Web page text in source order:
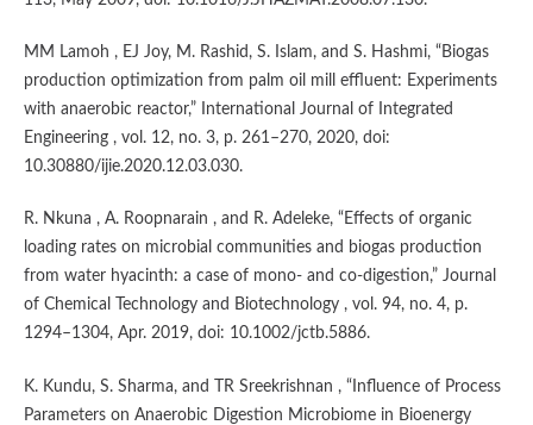
MM Lamoh , EJ Joy, M. Rashid, S. Islam, and S. Hashmi, “Biogas
production optimization from palm oil mill effluent: Experiments
with anaerobic reactor,” International Journal of Integrated
Engineering , vol. 12, no. 3, p. 261–270, 2020, doi:
10.30880/ijie.2020.12.03.030.
R. Nkuna , A. Roopnarain , and R. Adeleke, “Effects of organic
loading rates on microbial communities and biogas production
from water hyacinth: a case of mono- and co-digestion,” Journal
of Chemical Technology and Biotechnology , vol. 94, no. 4, p.
1294–1304, Apr. 2019, doi: 10.1002/jctb.5886.
K. Kundu, S. Sharma, and TR Sreekrishnan , “Influence of Process
Parameters on Anaerobic Digestion Microbiome in Bioenergy